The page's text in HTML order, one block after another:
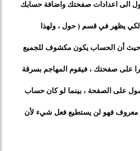
الى اعدادات صفحتك واضافة حسابك
يظهر في قسم ( حول ، ولهذا
حيث أن الحساب يكون مكشوف للجميع
على صفحتك ، فيقوم المهاجم بسرقة
على الصفحة ، بينما لو كان حساب
معروف فهو لن يستطيع فعل شيء لأن